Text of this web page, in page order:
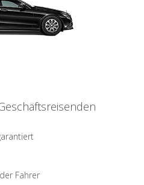
Fahrer